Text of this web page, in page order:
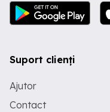
Suport clienți
Ajutor
Contact